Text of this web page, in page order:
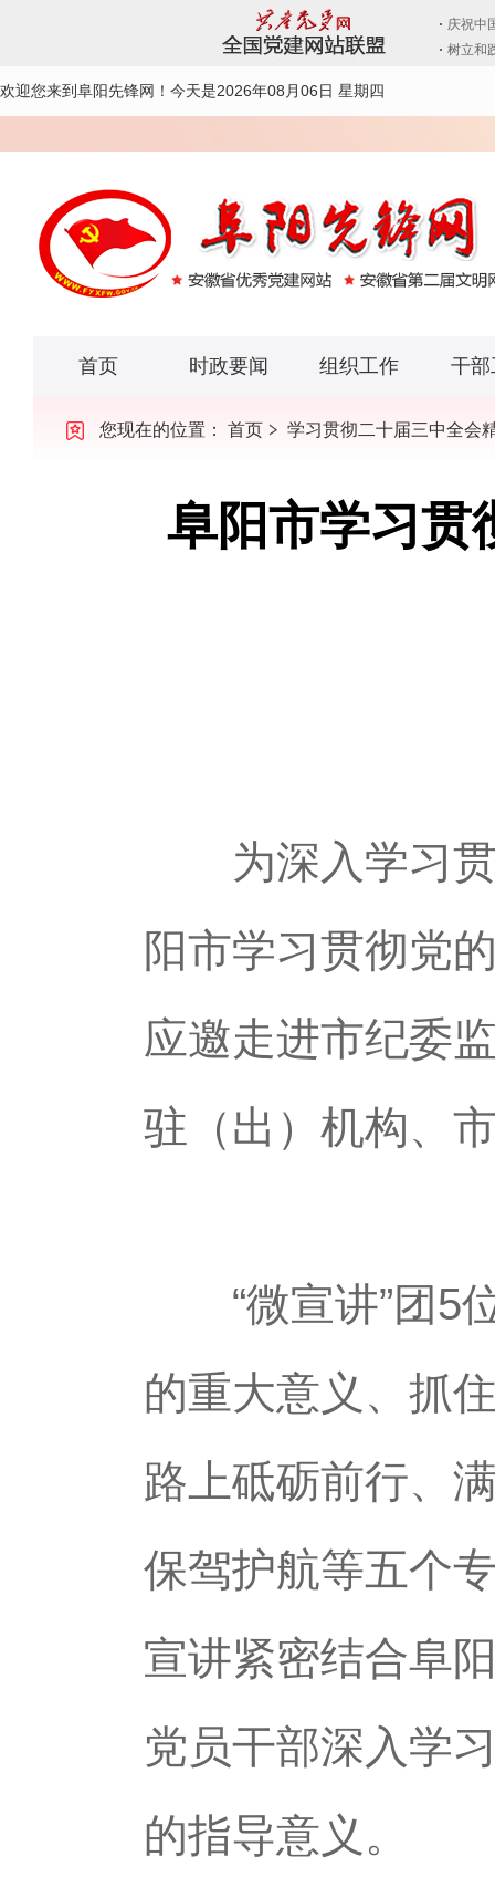
欢迎您来到阜阳先锋网！ 今天是2026年08月06日 星期四
首页 时政要闻 组织工作 干部
您现在的位置： 首页 学习贯彻二十届三中全会
阜阳市学习贯
为深入学习贯
阳市学习贯彻党
应邀走进市纪委
驻（出）机构、
“微宣讲”团5位
的重大意义、抓
路上砥砺前行、
保驾护航等五个
宣讲紧密结合阜
党员干部深入学
的指导意义。